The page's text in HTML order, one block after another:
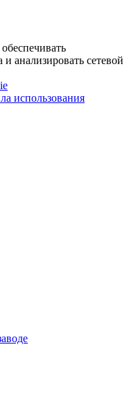
анализировать сетевой
использования